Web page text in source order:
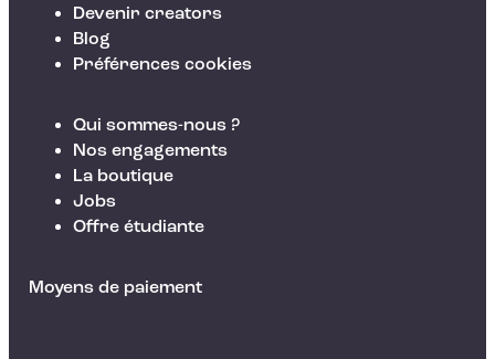
Devenir creators
Blog
Préférences cookies
Qui sommes-nous ?
Nos engagements
La boutique
Jobs
Offre étudiante
Moyens de paiement